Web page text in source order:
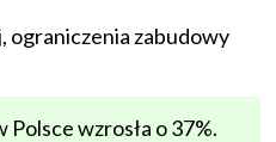
ograniczenia zabudowy
wzrosła o 37%.